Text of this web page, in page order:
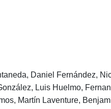
Daniel Fernández,
Luis Huelmo,
Martín Laventure,